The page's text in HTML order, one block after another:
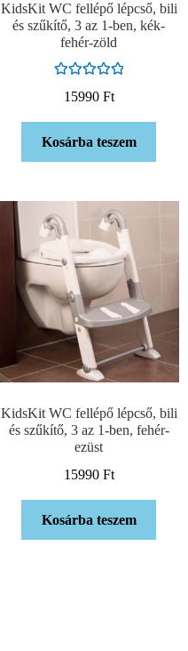
KidsKit WC fellépő lépcső, bili
és szűkítő, 3 az 1-ben, kék-
fehér-zöld
15990 Ft
Kosárba teszem
KidsKit WC fellépő lépcső, bili
és szűkítő, 3 az 1-ben, fehér-
ezüst
15990 Ft
Kosárba teszem